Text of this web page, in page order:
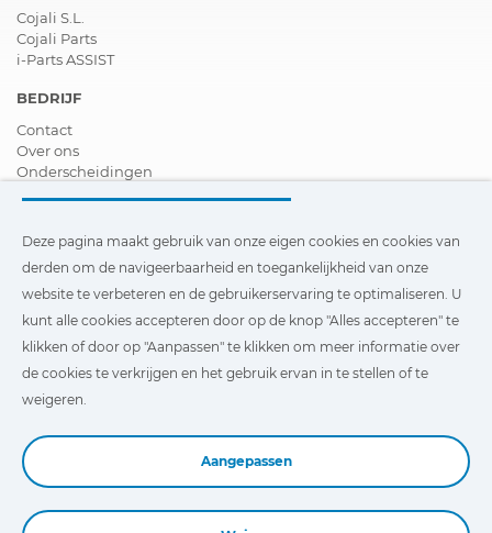
Cojali S.L.
Cojali Parts
i-Parts ASSIST
BEDRIJF
Contact
Over ons
Onderscheidingen
Verdeler worden
Nieuws
Video´s
FAQ - V&A
van derden om de navigeerbaarheid en toegankelijkheid van
onze website te verbeteren en de gebruikerservaring te
optimaliseren. U kunt te klikken op
ervan in te stellen of te weigeren.
Deze pagina maakt gebruik van onze eigen cookies en cookies van
derden om de navigeerbaarheid en toegankelijkheid van onze
website te verbeteren en de gebruikerservaring te optimaliseren. U
kunt alle cookies accepteren door op de knop "Alles accepteren" te
klikken of door op "Aanpassen" te klikken om meer informatie over
de cookies te verkrijgen en het gebruik ervan in te stellen of te
weigeren.
Aangepassen